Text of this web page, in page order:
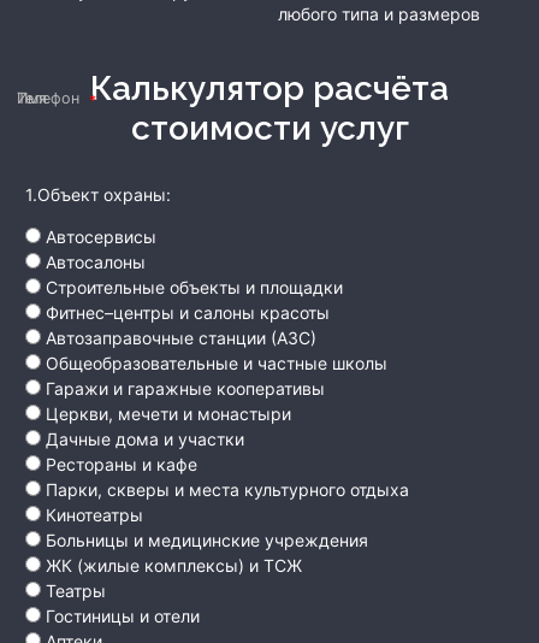
любого типа и размеров
Калькулятор расчёта
стоимости услуг
1.Объект охраны:
Автосервисы
Автосалоны
Строительные объекты и площадки
Фитнес–центры и салоны красоты
Автозаправочные станции (АЗС)
Общеобразовательные и частные школы
Гаражи и гаражные кооперативы
Церкви, мечети и монастыри
Дачные дома и участки
Рестораны и кафе
Парки, скверы и места культурного отдыха
Кинотеатры
Больницы и медицинские учреждения
ЖК (жилые комплексы) и ТСЖ
Театры
Гостиницы и отели
Имя
Телефон